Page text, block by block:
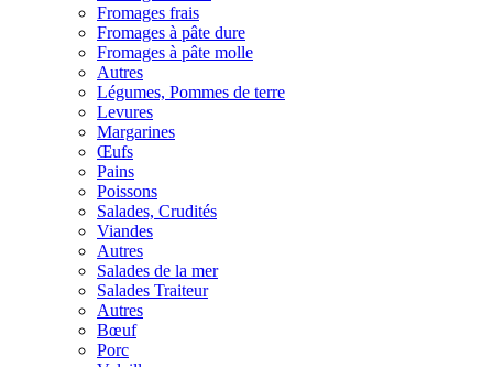
Fromages frais
Fromages à pâte dure
Fromages à pâte molle
Autres
Légumes, Pommes de terre
Levures
Margarines
Œufs
Pains
Poissons
Salades, Crudités
Viandes
Autres
Salades de la mer
Salades Traiteur
Autres
Bœuf
Porc